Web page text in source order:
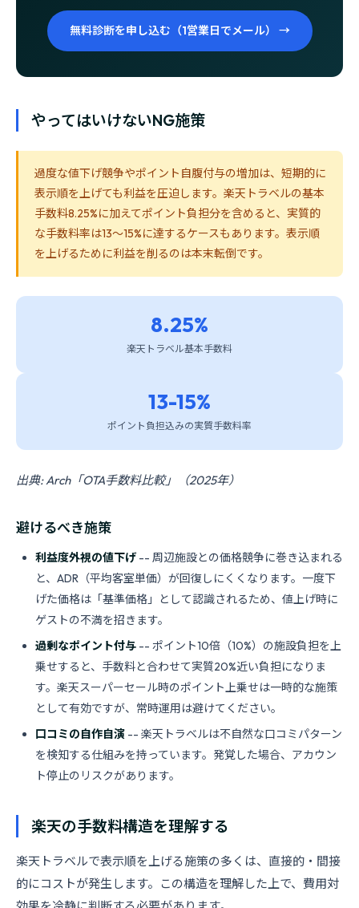
無料診断を申し込む（1営業日でメール） →
やってはいけないNG施策
過度な値下げ競争やポイント自腹付与の増加は、短期的に
表示順を上げても利益を圧迫します。楽天トラベルの基本
手数料8.25%に加えてポイント負担分を含めると、実質的
な手数料率は13〜15%に達するケースもあります。表示順
を上げるために利益を削るのは本末転倒です。
8.25%
楽天トラベル基本手数料
13-15%
ポイント負担込みの実質手数料率
出典: Arch「OTA手数料比較」（2025年）
避けるべき施策
利益度外視の値下げ -- 周辺施設との価格競争に巻き込まれる
と、ADR（平均客室単価）が回復しにくくなります。一度下
げた価格は「基準価格」として認識されるため、値上げ時に
ゲストの不満を招きます。
過剰なポイント付与 -- ポイント10倍（10%）の施設負担を上
乗せすると、手数料と合わせて実質20%近い負担になりま
す。楽天スーパーセール時のポイント上乗せは一時的な施策
として有効ですが、常時運用は避けてください。
口コミの自作自演 -- 楽天トラベルは不自然な口コミパターン
を検知する仕組みを持っています。発覚した場合、アカウン
ト停止のリスクがあります。
楽天の手数料構造を理解する
楽天トラベルで表示順を上げる施策の多くは、直接的・間接
的にコストが発生します。この構造を理解した上で、費用対